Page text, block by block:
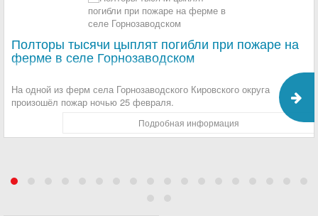
Полторы тысячи цыплят погибли при пожаре на
ферме в селе Горнозаводском
На одной из ферм села Горнозаводского Кировского округа
произошёл пожар ночью 25 февраля.
Подробная информация